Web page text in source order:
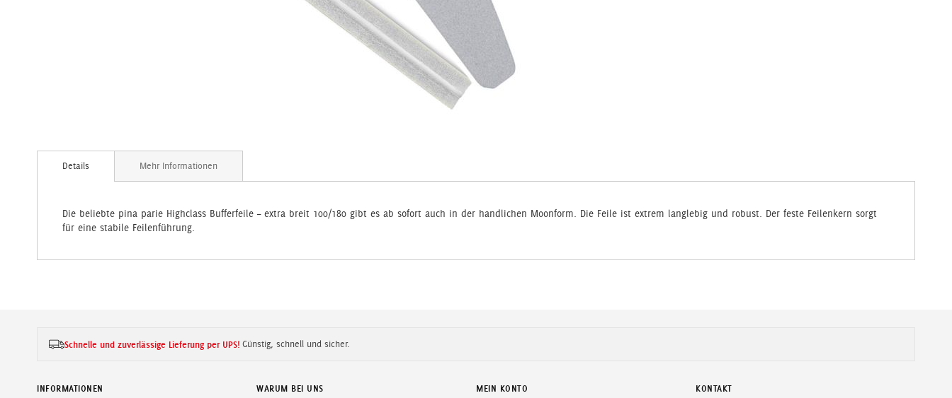
Anfang
Details
Die beliebte pina parie Highclass Bufferfeile – extra breit 100/180 gibt es ab sofort auch in der handlichen Moonform. Die Feile ist extrem langlebig und robust. Der feste Feilenkern sorgt
für eine stabile Feilenführung.
Mehr Informationen
Schnelle und zuverlässige Lieferung per UPS! Günstig, schnell und sicher.
INFORMATIONEN WARUM BEI UNS MEIN KONTO KONTAKT